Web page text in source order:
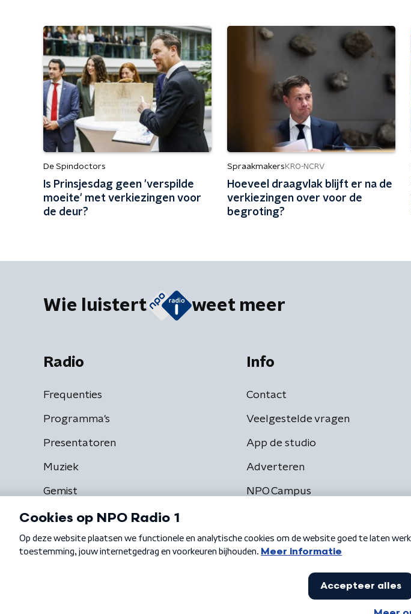
De Spindoctors
Is Prinsjesdag geen 'verspilde
moeite' met verkiezingen voor
de deur?
Spraakmakers KRO-NCRV
Hoeveel draagvlak blijft er na de
verkiezingen over voor de
begroting?
Wie luistert weet meer
Radio
Frequenties
Programma's
Presentatoren
Muziek
Gemist
Info
Contact
Veelgestelde vragen
App de studio
Adverteren
NPO Campus
Algemene voorwaarden Privacybeleid